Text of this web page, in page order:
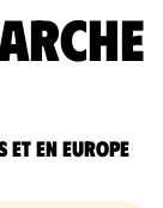
et en Europe